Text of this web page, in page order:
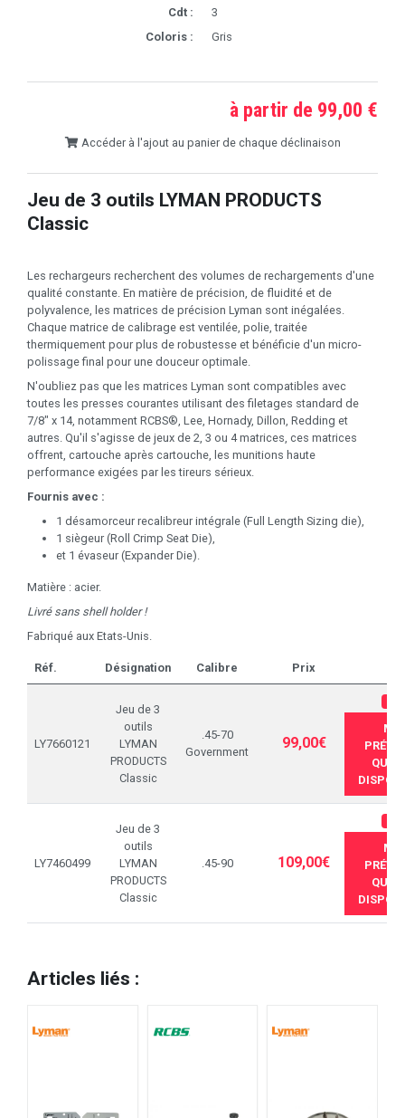
Cdt :
3
Coloris :
Gris
à partir de 99,00 €
Accéder à l'ajout au panier de chaque déclinaison
Jeu de 3 outils LYMAN PRODUCTS
Classic
Les rechargeurs recherchent des volumes de rechargements d'une
qualité constante. En matière de précision, de fluidité et de
polyvalence, les matrices de précision Lyman sont inégalées.
Chaque matrice de calibrage est ventilée, polie, traitée
thermiquement pour plus de robustesse et bénéficie d'un micro-
polissage final pour une douceur optimale.
N'oubliez pas que les matrices Lyman sont compatibles avec
toutes les presses courantes utilisant des filetages standard de
7/8" x 14, notamment RCBS®, Lee, Hornady, Dillon, Redding et
autres. Qu'il s'agisse de jeux de 2, 3 ou 4 matrices, ces matrices
offrent, cartouche après cartouche, les munitions haute
performance exigées par les tireurs sérieux.
Fournis avec :
1 désamorceur recalibreur intégrale (Full Length Sizing die),
1 siègeur (Roll Crimp Seat Die),
et 1 évaseur (Expander Die).
Matière : acier.
Livré sans shell holder !
Fabriqué aux Etats-Unis.
Réf. Désignation Calibre Prix
LY7660121
Jeu de 3
outils
LYMAN
PRODUCTS
Classic
.45-70
Government
99,00€
ME
LY7460499
Jeu de 3
outils
LYMAN
PRODUCTS
Classic
.45-90 109,00€
ME
Articles liés :